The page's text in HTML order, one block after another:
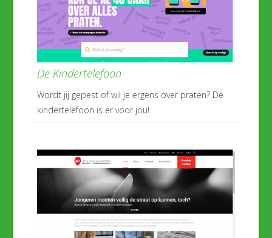
De Kindertelefoon
Wordt jij gepest of wil je ergens over praten? De
kindertelefoon is er voor jou!